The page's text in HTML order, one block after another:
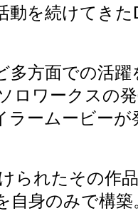
動を続けてきた
多方面での活躍
ロワークスの
ラームービーが
られたその作
自身のみで構